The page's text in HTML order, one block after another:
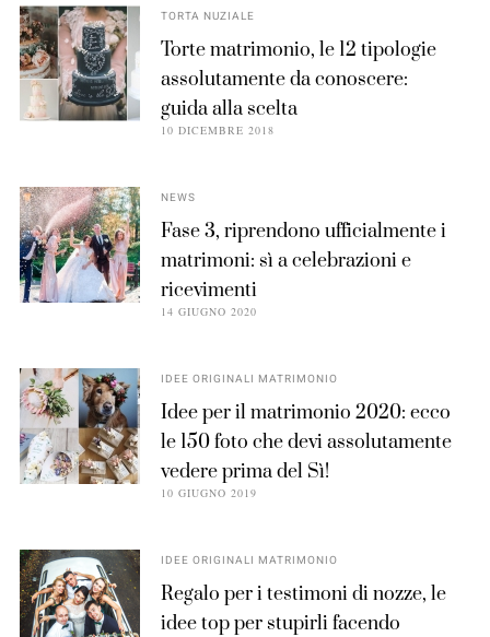
TORTA NUZIALE
Torte matrimonio, le 12 tipologie
assolutamente da conoscere:
guida alla scelta
10 DICEMBRE 2018
NEWS
Fase 3, riprendono ufficialmente i
matrimoni: sì a celebrazioni e
ricevimenti
14 GIUGNO 2020
IDEE ORIGINALI MATRIMONIO
Idee per il matrimonio 2020: ecco
le 150 foto che devi assolutamente
vedere prima del Sì!
10 GIUGNO 2019
IDEE ORIGINALI MATRIMONIO
Regalo per i testimoni di nozze, le
idee top per stupirli facendo